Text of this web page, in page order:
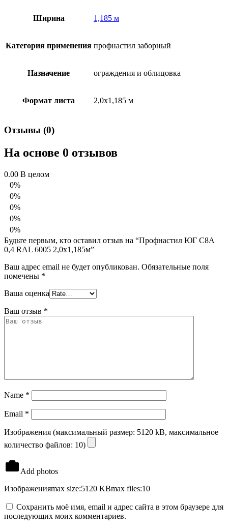
Ширина 1,185 м
Категория применения профнастил заборный
Назначение ограждения и облицовка
Формат листа 2,0х1,185 м
Отзывы (0)
На основе 0 отзывов
0.00 В целом
0%
0%
0%
0%
0%
Будьте первым, кто оставил отзыв на “Профнастил ЮГ С8А
0,4 RAL 6005 2,0х1,185м”
Ваш адрес email не будет опубликован. Обязательные поля
помечены *
Ваша оценка
Ваш отзыв *
Name *
Email *
Изображения (максимальный размер: 5120 kB, максимальное
количество файлов: 10)
Add photos
Изображенияmax size:5120 KBmax files:10
Сохранить моё имя, email и адрес сайта в этом браузере для
последующих моих комментариев.